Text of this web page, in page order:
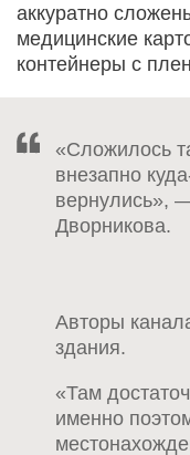
аккуратно
медицинские
контейнеры с
«Сложилось
внезапно
вернулись»,
Дворникова.
Авторы
здания.
«Там
именно